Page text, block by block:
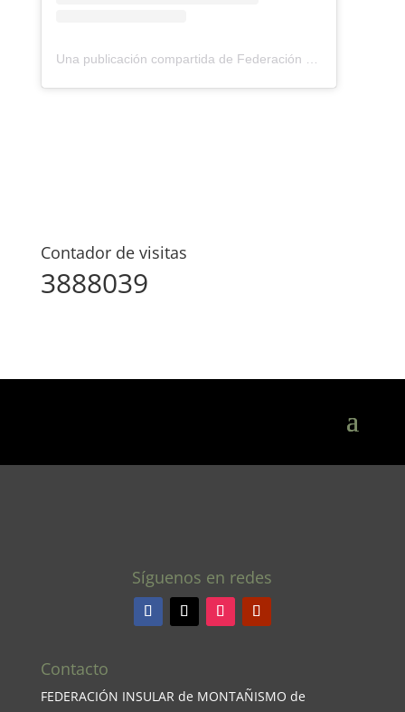
Una publicación compartida de Federación Montañismo Tenerife (@federacion_montanismo_tenerife)
Contador de visitas
3888039
Síguenos en redes
Contacto
FEDERACIÓN INSULAR de MONTAÑISMO de